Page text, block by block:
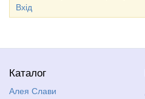
Вхід
Каталог
Алея Слави